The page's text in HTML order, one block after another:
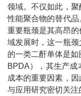
领域。不仅如此，
性能聚合物的替代
重要瓶颈是其高昂
域发展时，这一瓶
的一类二酐单体是如
BPDA），其生产成
成本的重要因素，
与应用研究密切关注